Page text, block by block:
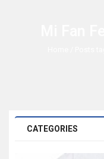
CATEGORIES